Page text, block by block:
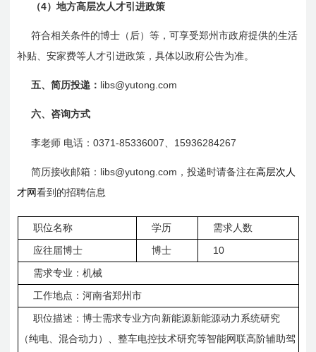
（4）地方高层次人才引进政策
符合相关条件的博士（后）等，可享受郑州市政府提供的生活
补贴、安家费等人才引进政策，具体以政府公告为准。
五、简历投递： libs@yutong.com
六、咨询方式
李老师 电话：0371-85336007 15936284267
简历接收邮箱： libs@yutong.com，投递时请备注在高层次人
才网看到的招聘信息
职位名称 学历 需求人数
应往届博士 博士 10
需求专业：机械
工作地点：河南省郑州市
职位描述：博士需求专业方向新能源新能源动力系统研究
（纯电、混合动力）、整车电控技术研究等智能网联高阶辅助驾